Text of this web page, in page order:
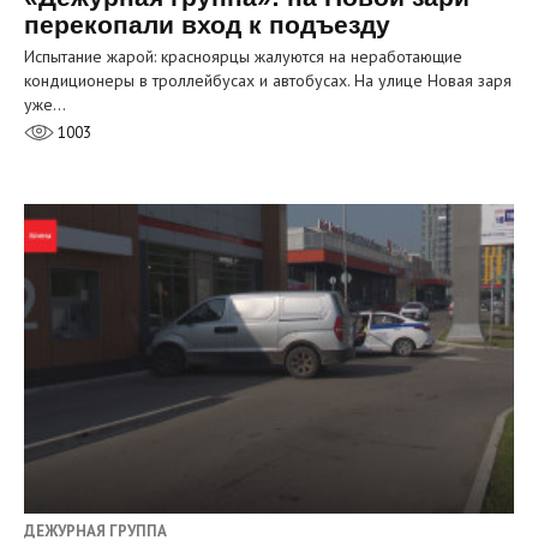
перекопали вход к подъезду
Испытание жарой: красноярцы жалуются на неработающие
кондиционеры в троллейбусах и автобусах. На улице Новая заря
уже…
1003
ДЕЖУРНАЯ ГРУППА